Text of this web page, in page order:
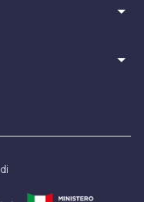
arrow_drop_down
arrow_drop_down